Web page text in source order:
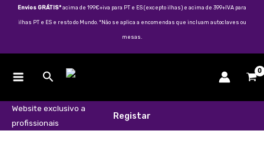
Envios GRÁTIS*acima de 199€+iva para PT e ES (excepto ilhas) e acima de 399+IVA para
ilhas PT e ES e resto do Mundo. *Não se aplica a encomendas que incluam autoclaves ou
mesas.
Search
Website exclusivo a
profissionais
Registar